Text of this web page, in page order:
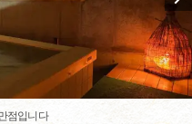
점입니다